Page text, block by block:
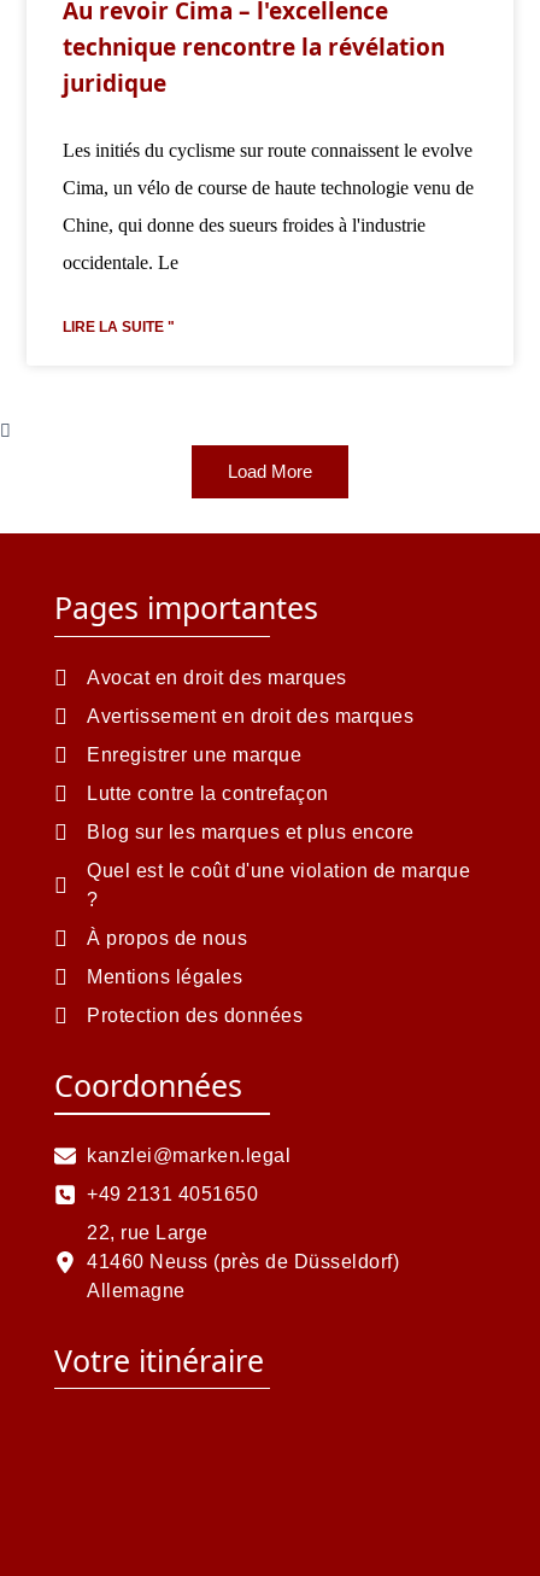
Au revoir Cima – l'excellence
technique rencontre la révélation
juridique
Les initiés du cyclisme sur route connaissent le evolve
Cima, un vélo de course de haute technologie venu de
Chine, qui donne des sueurs froides à l'industrie
occidentale. Le
LIRE LA SUITE "
Load More
Pages importantes
Avocat en droit des marques
Avertissement en droit des marques
Enregistrer une marque
Lutte contre la contrefaçon
Blog sur les marques et plus encore
Quel est le coût d'une violation de marque
?
À propos de nous
Mentions légales
Protection des données
Coordonnées
kanzlei@marken.legal
+49 2131 4051650
22, rue Large
41460 Neuss (près de Düsseldorf)
Allemagne
Votre itinéraire